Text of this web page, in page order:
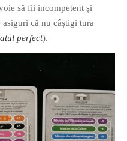
să fii incompetent și
că nu câștigi tura
perfect).